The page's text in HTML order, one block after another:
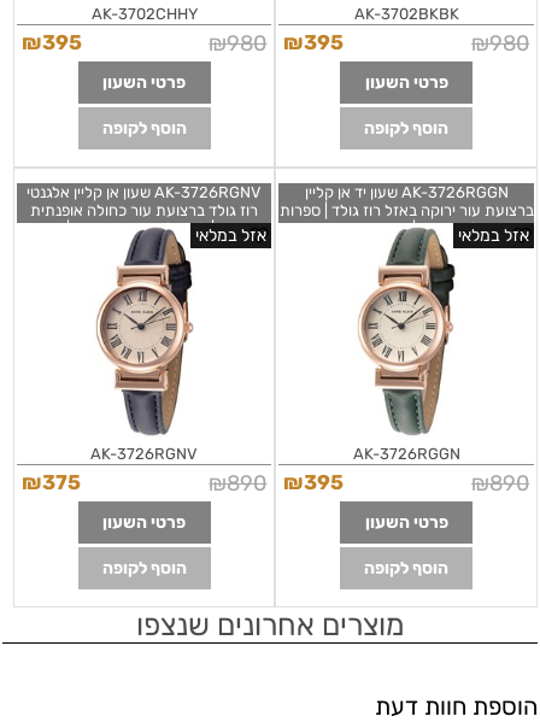
AK-3702BKBK
₪980
₪395
פרטי השעון
הוסף לקופה
AK-3702CHHY
₪980
₪395
פרטי השעון
הוסף לקופה
AK-3726RGGN שעון יד אן קליין
ברצועת עור ירוקה באזל רוז גולד | ספרות
רומיות בלוח מיוחד | שעוני אופנה מיוחדים
Anne Klein Women's Strap Watch
Navy GREEN/Rose Gold,
AK/3726RGGV
אזל במלאי
AK-3726RGGN
₪890
₪395
פרטי השעון
הוסף לקופה
AK-3726RGNV שעון אן קליין אלגנטי
רוז גולד ברצועת עור כחולה אופנתית
מיוחדת | לוח גלים ספות רומיות | Anne
Klein Women's Strap Watch Navy
Blue/Rose Gold, AK/3726RGNV
אזל במלאי
AK-3726RGNV
₪890
₪375
פרטי השעון
הוסף לקופה
מוצרים אחרונים שנצפו
הוספת חוות דעת